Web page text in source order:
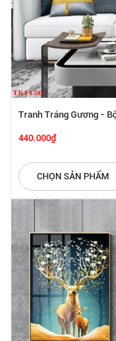
Tranh Tráng Gương -
440.000₫
CHỌN SẢN PHẨM